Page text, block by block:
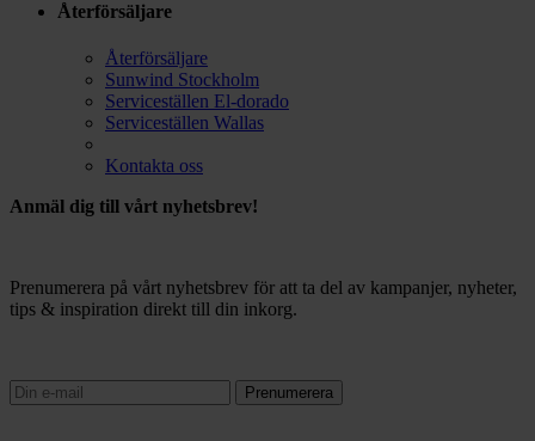
Återförsäljare
Återförsäljare
Sunwind Stockholm
Serviceställen El-dorado
Serviceställen Wallas
Kontakta oss
Anmäl dig till vårt nyhetsbrev!
Prenumerera på vårt nyhetsbrev för att ta del av kampanjer, nyheter,
tips & inspiration direkt till din inkorg.
Prenumerera